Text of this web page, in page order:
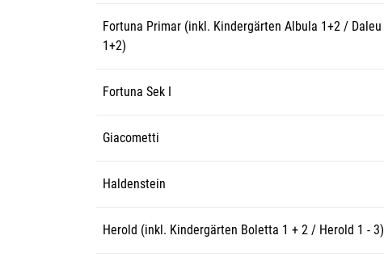
Fortuna Primar (inkl. Kindergärten Albula 1+2 / Daleu
1+2)
Fortuna Sek I
Giacometti
Haldenstein
Herold (inkl. Kindergärten Boletta 1 + 2 / Herold 1 - 3)